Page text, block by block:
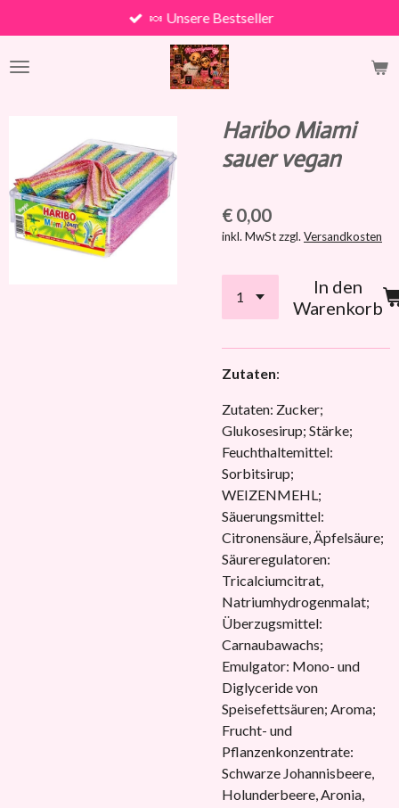
Hauptinhalt
springen
🍬 Unsere Bestseller
Haribo Miami
sauer vegan
€ 0,00
inkl. MwSt zzgl. Versandkosten
In den
Warenkorb
Zutaten:
Zutaten: Zucker;
Glukosesirup; Stärke;
Feuchthaltemittel:
Sorbitsirup;
WEIZENMEHL;
Säuerungsmittel:
Citronensäure, Äpfelsäure;
Säureregulatoren:
Tricalciumcitrat,
Natriumhydrogenmalat;
Überzugsmittel:
Carnaubawachs;
Emulgator: Mono- und
Diglyceride von
Speisefettsäuren; Aroma;
Frucht- und
Pflanzenkonzentrate:
Schwarze Johannisbeere,
Holunderbeere, Aronia,